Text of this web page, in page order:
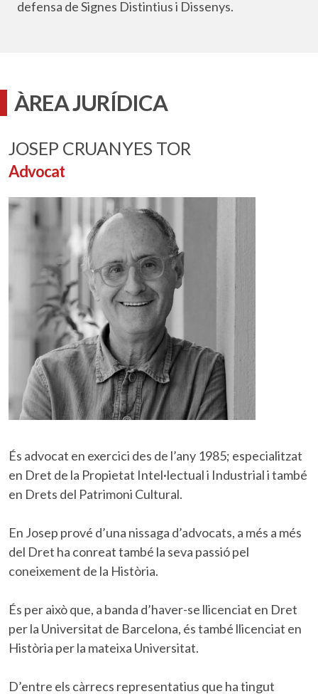
defensa de Signes Distintius i Dissenys.
ÀREA JURÍDICA
JOSEP CRUANYES TOR
Advocat
És advocat en exercici des de l’any 1985; especialitzat
en Dret de la Propietat Intel·lectual i Industrial i també
en Drets del Patrimoni Cultural.
En Josep prové d’una nissaga d’advocats, a més a més
del Dret ha conreat també la seva passió pel
coneixement de la Història.
És per això que, a banda d’haver-se llicenciat en Dret
per la Universitat de Barcelona, és també llicenciat en
Història per la mateixa Universitat.
D’entre els càrrecs representatius que ha tingut